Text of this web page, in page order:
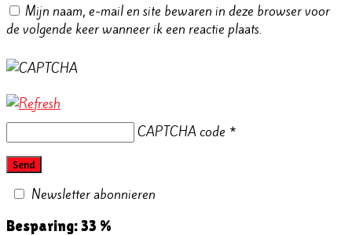
Mijn naam, e-mail en site bewaren in deze browser voor
de volgende keer wanneer ik een reactie plaats.
CAPTCHA code *
Newsletter abonnieren
Besparing: 33 %